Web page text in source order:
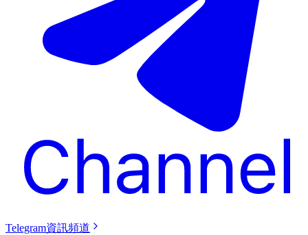
Telegram資訊頻道